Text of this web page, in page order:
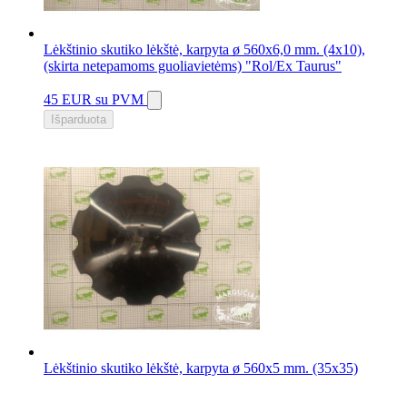
Lėkštinio skutiko lėkštė, karpyta ø 560x6,0 mm. (4x10),
(skirta netepamoms guoliavietėms) "Rol/Ex Taurus"
45 EUR su PVM
Išparduota
Lėkštinio skutiko lėkštė, karpyta ø 560x5 mm. (35x35)